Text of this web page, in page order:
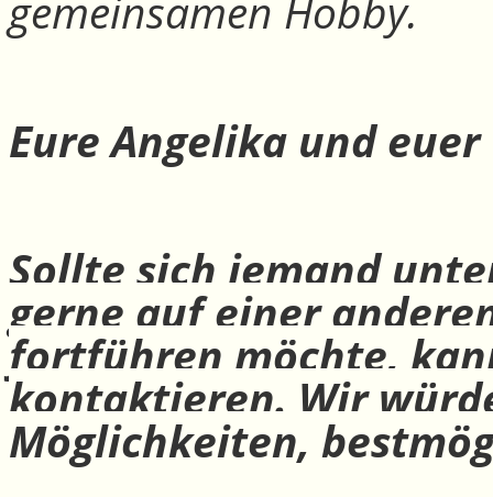
Eure Angelika und
Sollte sich jemand
gerne auf einer
fortführen möchte,
kontaktieren. Wir
Möglichkeiten,